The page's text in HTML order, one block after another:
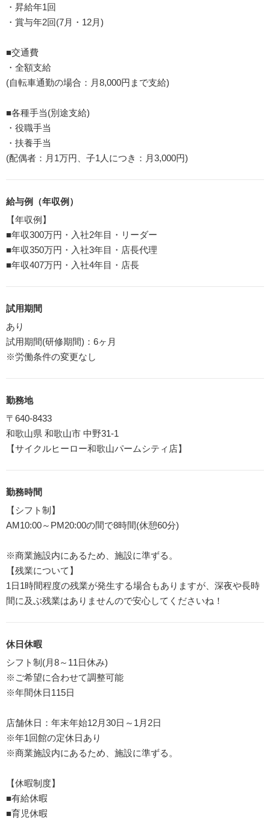
・昇給年1回
・賞与年2回(7月・12月)
■交通費
・全額支給
(自転車通勤の場合：月8,000円まで支給)
■各種手当(別途支給)
・役職手当
・扶養手当
(配偶者：月1万円、子1人につき：月3,000円)
給与例（年収例）
【年収例】
■年収300万円・入社2年目・リーダー
■年収350万円・入社3年目・店長代理
■年収407万円・入社4年目・店長
試用期間
あり
試用期間(研修期間)：6ヶ月
※労働条件の変更なし
勤務地
〒640-8433
和歌山県 和歌山市 中野31-1
【サイクルヒーロー和歌山パームシティ店】
勤務時間
【シフト制】
AM10:00～PM20:00の間で8時間(休憩60分)
※商業施設内にあるため、施設に準ずる。
【残業について】
1日1時間程度の残業が発生する場合もありますが、深夜や長時
間に及ぶ残業はありませんので安心してくださいね！
休日休暇
シフト制(月8～11日休み)
※ご希望に合わせて調整可能
※年間休日115日
店舗休日：年末年始12月30日～1月2日
※年1回館の定休日あり
※商業施設内にあるため、施設に準ずる。
【休暇制度】
■有給休暇
■育児休暇